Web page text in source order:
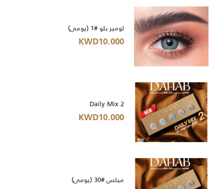
لومير بلو #1 (يومي)
KWD10.000
Daily Mix 2
KWD10.000
ميكس #30 (يومي)